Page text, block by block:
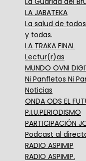
LA JABATEKA
La salud de
y todas.
LA TRAKA FINAL
Lectur(r)as
MUNDO OVNI
Ni Panfletos Ni
Noticias
ONDA ODS EL
P.I.U.PERIODISMO
PARTICIPACIÓN
Podcast al
RADIO ASPIMIP
RADIO ASPIMIP.